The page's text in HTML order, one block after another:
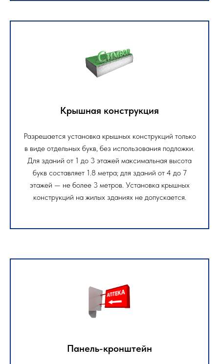
Крышная конструкция
Разрешается установка крышных конструкций только
в виде отдельных букв, без использования подложки.
Для зданий от 1 до 3 этажей максимальная высота
букв составляет 1.8 метра; для зданий от 4 до 7
этажей — не более 3 метров. Установка крышных
конструкций на жилых зданиях не допускается.
Панель-кронштейн